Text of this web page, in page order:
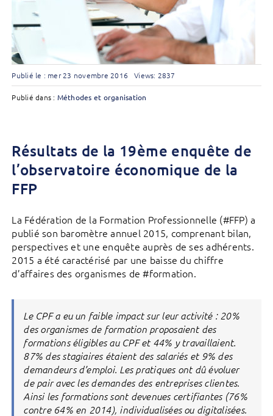
Publié le : mer 23 novembre 2016 Views: 2837
Publié dans : Méthodes et organisation
Résultats de la 19ème enquête de
l’observatoire économique de la
FFP
La Fédération de la Formation Professionnelle (#FFP) a
publié son baromètre annuel 2015, comprenant bilan,
perspectives et une enquête auprès de ses adhérents.
2015 a été caractérisé par une baisse du chiffre
d’affaires des organismes de #formation.
Le CPF a eu un faible impact sur leur activité : 20%
des organismes de formation proposaient des
formations éligibles au CPF et 44% y travaillaient.
87% des stagiaires étaient des salariés et 9% des
demandeurs d’emploi. Les pratiques ont dû évoluer
de pair avec les demandes des entreprises clientes.
Ainsi les formations sont devenues certifiantes (76%
contre 64% en 2014), individualisées ou digitalisées.